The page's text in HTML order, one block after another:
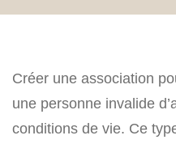
Créer une association
une personne invalide
conditions de vie. Ce